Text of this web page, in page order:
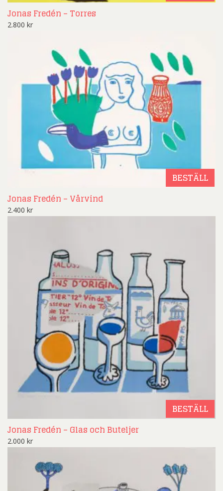
Jonas Fredén – Torres
2.800 kr
BESTÄLL
Jonas Fredén – Vårvind
2.400 kr
BESTÄLL
Jonas Fredén – Glas och Buteljer
2.000 kr